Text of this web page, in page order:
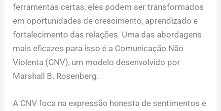
ferramentas certas, eles podem ser transformados
em oportunidades de crescimento, aprendizado e
fortalecimento das relações. Uma das abordagens
mais eficazes para isso é a Comunicação Não
Violenta (CNV), um modelo desenvolvido por
Marshall B. Rosenberg.
A CNV foca na expressão honesta de sentimentos e